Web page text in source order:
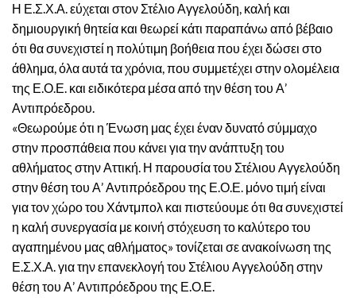
Η Ε.Σ.Χ.Α. εύχεται στον Στέλιο Αγγελούδη, καλή και
δημιουργική θητεία και θεωρεί κάτι παραπάνω από βέβαιο
ότι θα συνεχιστεί η πολύτιμη βοήθεια που έχει δώσει στο
άθλημα, όλα αυτά τα χρόνια, που συμμετέχει στην ολομέλεια
της Ε.Ο.Ε. και ειδικότερα μέσα από την θέση του Α’
Αντιπρόεδρου.
«Θεωρούμε ότι η Ένωση μας έχει έναν δυνατό σύμμαχο
στην προσπάθεια που κάνει για την ανάπτυξη του
αθλήματος στην Αττική. Η παρουσία του Στέλιου Αγγελούδη
στην θέση του Α’ Αντιπρόεδρου της Ε.Ο.Ε. μόνο τιμή είναι
για τον χώρο του Χάντμπολ και πιστεύουμε ότι θα συνεχιστεί
η καλή συνεργασία με κοινή στόχευση το καλύτερο του
αγαπημένου μας αθλήματος» τονίζεται σε ανακοίνωση της
Ε.Σ.Χ.Α. για την επανεκλογή του Στέλιου Αγγελούδη στην
θέση του Α’ Αντιπρόεδρου της Ε.Ο.Ε.